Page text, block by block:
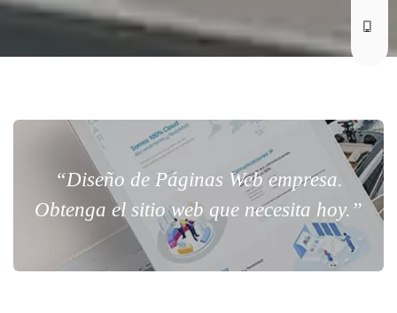
“Diseño de Páginas Web empresa.
Obtenga el sitio web que necesita hoy.”